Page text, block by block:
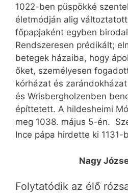
1022-ben püspökké
életmódján alig
főpapjaként egyben
Rendszeresen prédikált;
betegek házaiba, hogy
őket, személyesen
kórházat és
és Wrisbergholzenben
építtetett. A hildesheimi
meg 1038. május 5-én.
Ince pápa hirdette ki 1131-
Nagy
Folytatódik az élő